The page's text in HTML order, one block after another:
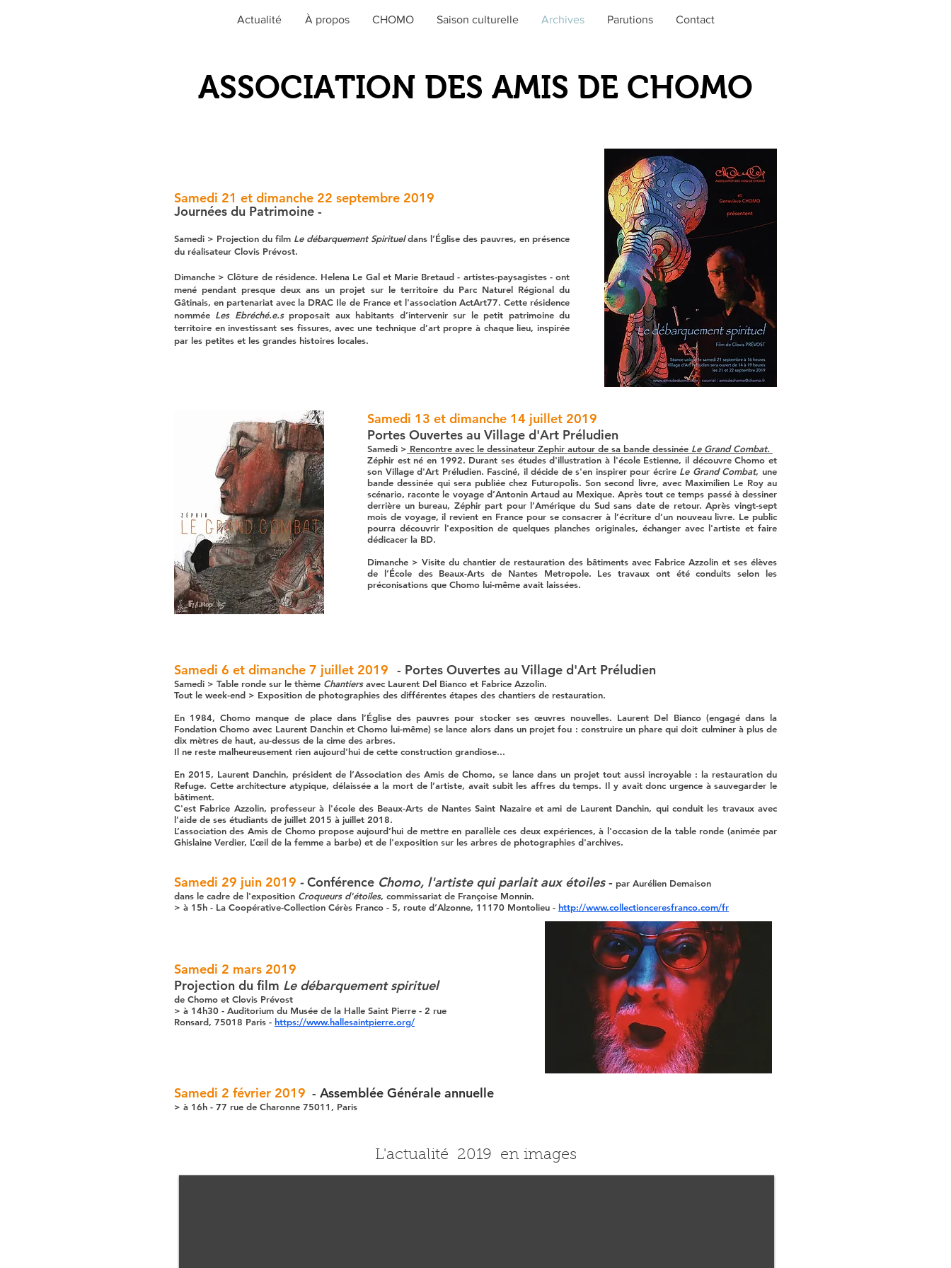
Actualité À propos CHOMO Saison culturelle Archives Parutions Contact
ASSOCIATION DES AMIS DE CHOMO
Samedi 21 et dimanche 22 septembre 2019
Journées du Patrimoine -
Samedi > Projection du film Le débarquement Spiritueldans l’Église des pauvres, en présence
du réalisateur Clovis Prévost.
Dimanche > Clôture de résidence. Helena Le Gal et Marie Bretaud - artistes-paysagistes - ont
mené pendant presque deux ans un projet sur le territoire du Parc Naturel Régional du
Gâtinais, en partenariat avec la DRAC Ile de France et l'association ActArt77. Cette résidence
nommée Les Ebréché.e.sproposait aux habitants d’intervenir sur le petit patrimoine du
territoire en investissant ses fissures, avec une technique d’art propre à chaque lieu, inspirée
par les petites et les grandes histoires locales.
Samedi 13 et dimanche 14 juillet 2019
Portes Ouvertes au Village d'Art Préludien
Samedi > Rencontre avec le dessinateur Zephir autour de sa bande dessinée Le Grand Combat.
Zéphir est né en 1992. Durant ses études d'illustration à l'école Estienne, il découvre Chomo et
son Village d'Art Préludien. Fasciné, il décide de s'en inspirer pour écrire Le Grand Combat, une
bande dessinée qui sera publiée chez Futuropolis. Son second livre, avec Maximilien Le Roy au
scénario, raconte le voyage d’Antonin Artaud au Mexique. Après tout ce temps passé à dessiner
derrière un bureau, Zéphir part pour l’Amérique du Sud sans date de retour. Après vingt-sept
mois de voyage, il revient en France pour se consacrer à l’écriture d’un nouveau livre. Le public
pourra découvrir l'exposition de quelques planches originales, échanger avec l'artiste et faire
dédicacer la BD.
Dimanche > Visite du chantier de restauration des bâtiments avec Fabrice Azzolin et ses élèves
de l’École des Beaux-Arts de Nantes Metropole. Les travaux ont été conduits selon les
préconisations que Chomo lui-même avait laissées.
Samedi 6 et dimanche 7 juillet 2019 - Portes Ouvertes au Village d'Art Préludien
Samedi > Table ronde sur le thème Chantiersavec Laurent Del Bianco et Fabrice Azzolin.
Tout le week-end > Exposition de photographies des différentes étapes des chantiers de restauration.
En 1984, Chomo manque de place dans l’Église des pauvres pour stocker ses œuvres nouvelles. Laurent Del Bianco (engagé dans la
Fondation Chomo avec Laurent Danchin et Chomo lui-même) se lance alors dans un projet fou : construire un phare qui doit culminer à plus de
dix mètres de haut, au-dessus de la cime des arbres.
Il ne reste malheureusement rien aujourd'hui de cette construction grandiose...
En 2015, Laurent Danchin, président de l’Association des Amis de Chomo, se lance dans un projet tout aussi incroyable : la restauration du
Refuge. Cette architecture atypique, délaissée a la mort de l’artiste, avait subit les affres du temps. Il y avait donc urgence à sauvegarder le
bâtiment.
C'est Fabrice Azzolin, professeur à l'école des Beaux-Arts de Nantes Saint Nazaire et ami de Laurent Danchin, qui conduit les travaux avec
l’aide de ses étudiants de juillet 2015 à juillet 2018.
L’association des Amis de Chomo propose aujourd’hui de mettre en parallèle ces deux expériences, à l'occasion de la table ronde (animée par
Ghislaine Verdier, L’œil de la femme a barbe) et de l'exposition sur les arbres de photographies d'archives.
Samedi 29 juin 2019 -Conférence Chomo, l'artiste qui parlait aux étoiles- par Aurélien Demaison
dans le cadre de l'exposition Croqueurs d'étoiles, commissariat de Françoise Monnin.
> à 15h - La Coopérative-Collection Cérès Franco - 5, route d’Alzonne, 11170 Montolieu - http://www.collectionceresfranco.com/fr
Samedi 2 mars 2019
Projection du film Le débarquement spirituel
de Chomo et Clovis Prévost
> à 14h30 - Auditorium du Musée de la Halle Saint Pierre - 2 rue
Ronsard, 75018 Paris - https://www.hallesaintpierre.org/
Samedi 2 février 2019 - Assemblée Générale annuelle
> à 16h - 77 rue de Charonne 75011, Paris
L'actualité 2019 en images